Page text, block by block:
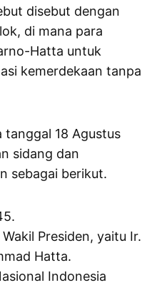
disebut dengan
di mana para
Hatta untuk
kemerdekaan tanpa
tanggal 18 Agustus
sidang dan
sebagai berikut.
Presiden, yaitu Ir.
Hatta.
Indonesia